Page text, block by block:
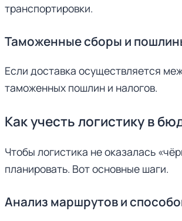
транспортировки.
Таможенные сборы и
Если доставка осуществляется
таможенных пошлин и налогов.
Как учесть логистику в
Чтобы логистика не оказалась
планировать. Вот основные шаги.
Анализ маршрутов и
Н
й
т